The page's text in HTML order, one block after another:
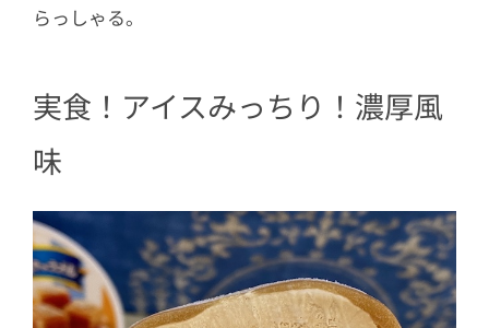
らっしゃる。
実食！アイスみっちり！濃厚風
味